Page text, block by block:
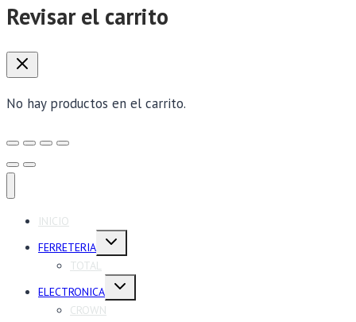
Revisar el carrito
No hay productos en el carrito.
INICIO
FERRETERIA
Alternar
TOTAL
ELECTRONICA
Alternar
CROWN